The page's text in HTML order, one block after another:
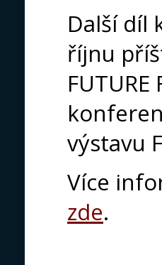
Další díl
říjnu
výstavu
Více
zde.